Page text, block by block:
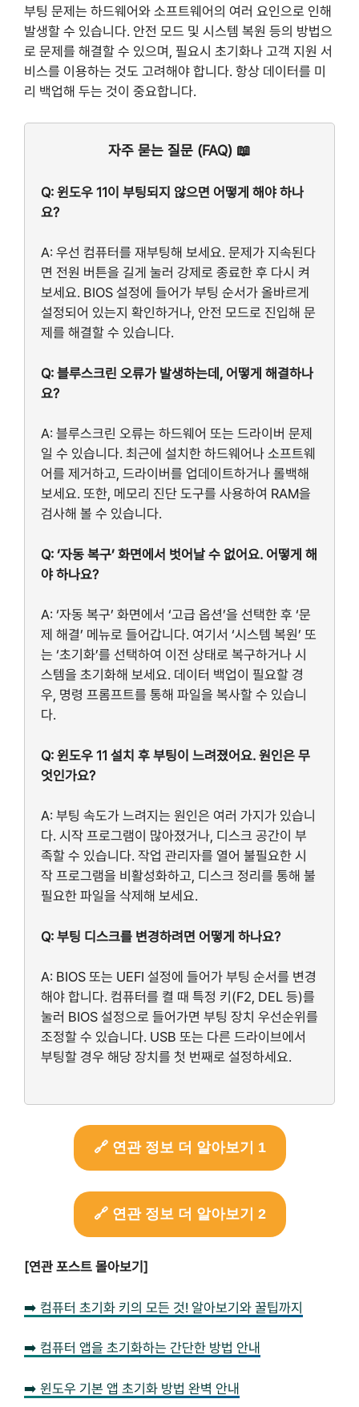
부팅 문제는 하드웨어와 소프트웨어의 여러 요인으로 인해
발생할 수 있습니다. 안전 모드 및 시스템 복원 등의 방법으
로 문제를 해결할 수 있으며, 필요시 초기화나 고객 지원 서
비스를 이용하는 것도 고려해야 합니다. 항상 데이터를 미
리 백업해 두는 것이 중요합니다.
자주 묻는 질문 (FAQ) 📖
Q: 윈도우 11이 부팅되지 않으면 어떻게 해야 하나
요?
A: 우선 컴퓨터를 재부팅해 보세요. 문제가 지속된다
면 전원 버튼을 길게 눌러 강제로 종료한 후 다시 켜
보세요. BIOS 설정에 들어가 부팅 순서가 올바르게
설정되어 있는지 확인하거나, 안전 모드로 진입해 문
제를 해결할 수 있습니다.
Q: 블루스크린 오류가 발생하는데, 어떻게 해결하나
요?
A: 블루스크린 오류는 하드웨어 또는 드라이버 문제
일 수 있습니다. 최근에 설치한 하드웨어나 소프트웨
어를 제거하고, 드라이버를 업데이트하거나 롤백해
보세요. 또한, 메모리 진단 도구를 사용하여 RAM을
검사해 볼 수 있습니다.
Q: ‘자동 복구’ 화면에서 벗어날 수 없어요. 어떻게 해
야 하나요?
A: ‘자동 복구’ 화면에서 ‘고급 옵션’을 선택한 후 ‘문
제 해결’ 메뉴로 들어갑니다. 여기서 ‘시스템 복원’ 또
는 ‘초기화’를 선택하여 이전 상태로 복구하거나 시
스템을 초기화해 보세요. 데이터 백업이 필요할 경
우, 명령 프롬프트를 통해 파일을 복사할 수 있습니
다.
Q: 윈도우 11 설치 후 부팅이 느려졌어요. 원인은 무
엇인가요?
A: 부팅 속도가 느려지는 원인은 여러 가지가 있습니
다. 시작 프로그램이 많아졌거나, 디스크 공간이 부
족할 수 있습니다. 작업 관리자를 열어 불필요한 시
작 프로그램을 비활성화하고, 디스크 정리를 통해 불
필요한 파일을 삭제해 보세요.
Q: 부팅 디스크를 변경하려면 어떻게 하나요?
A: BIOS 또는 UEFI 설정에 들어가 부팅 순서를 변경
해야 합니다. 컴퓨터를 켤 때 특정 키(F2, DEL 등)를
눌러 BIOS 설정으로 들어가면 부팅 장치 우선순위를
조정할 수 있습니다. USB 또는 다른 드라이브에서
부팅할 경우 해당 장치를 첫 번째로 설정하세요.
🔗 연관 정보 더 알아보기 1
🔗 연관 정보 더 알아보기 2
[연관 포스트 몰아보기]
➡️ 컴퓨터 초기화 키의 모든 것! 알아보기와 꿀팁까지
➡️ 컴퓨터 앱을 초기화하는 간단한 방법 안내
➡️ 윈도우 기본 앱 초기화 방법 완벽 안내